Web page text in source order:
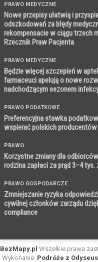
PRAWO MEDYCZNE
Nowe przepisy ułatwią i
odszkodowań za błędy
rekompensacie w ciągu trzech
Rzecznik Praw Pacjenta
PRAWO MEDYCZNE
Będzie więcej szczepień w
farmaceuci apelują o nowe
nadchodzącym sezonem
PRAWO PODATKOWE
Preferencyjna stawka
wspierać polskich producentów
PRAWO
Korzystne zmiany dla
rodzina zapłaci za prąd 3–4 tys.
PRAWO GOSPODARCZE
Zmniejszanie ryzyka
cywilnej członków zarządu
compliance
BezMapy.pl Wszelkie prawa
Wykonanie: Podróże z